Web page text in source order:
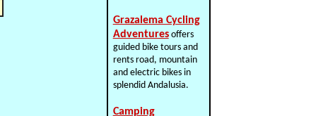
Grazalema Cycling
Adventuresoffers
guided bike tours and
rents road, mountain
and electric bikes in
splendid Andalusia.
Camping